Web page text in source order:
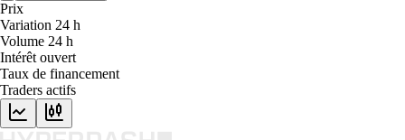
Prix
Variation 24 h
Volume 24 h
Intérêt ouvert
Taux de financement
Traders actifs